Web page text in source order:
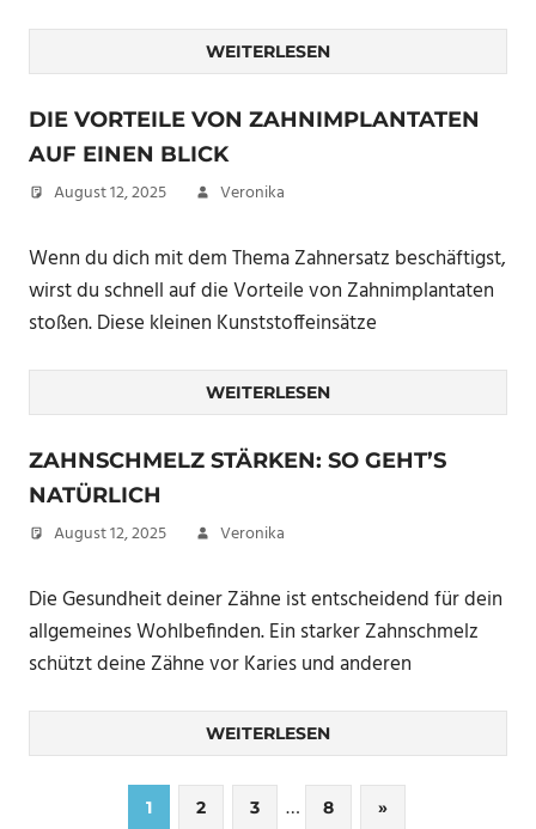
WEITERLESEN
DIE VORTEILE VON ZAHNIMPLANTATEN
AUF EINEN BLICK
August 12, 2025 Veronika
Wenn du dich mit dem Thema Zahnersatz beschäftigst,
wirst du schnell auf die Vorteile von Zahnimplantaten
stoßen. Diese kleinen Kunststoffeinsätze
WEITERLESEN
ZAHNSCHMELZ STÄRKEN: SO GEHT’S
NATÜRLICH
August 12, 2025 Veronika
Die Gesundheit deiner Zähne ist entscheidend für dein
allgemeines Wohlbefinden. Ein starker Zahnschmelz
schützt deine Zähne vor Karies und anderen
WEITERLESEN
Seitennummerierung
1 2 3 … 8
Nächste
»